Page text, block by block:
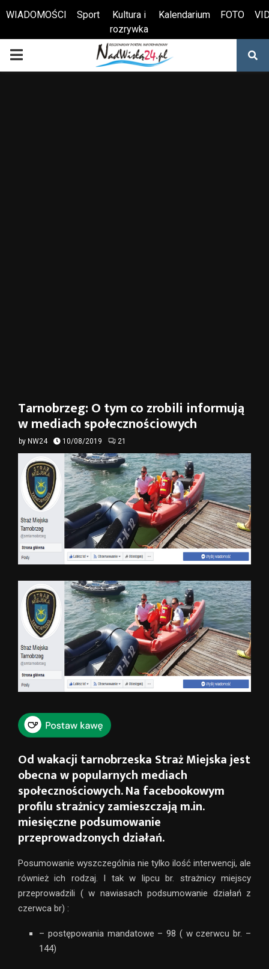
Otwórz pasek narzędzi
WIADOMOŚCI Sport
Kultura i
rozrywka
Kalendarium FOTO
PRIMARY
Tarnobrzeg: O tym co zrobili informują
w mediach społecznościowych
by NW24 10/08/2019 21
Od wakacji tarnobrzeska Straż Miejska jest
obecna w popularnych mediach
społecznościowych. Na facebookowym
profilu strażnicy zamieszczają m.in.
miesięczne podsumowanie
przeprowadzonych działań.
Posumowanie wyszczególnia nie tylko ilość interwencji, ale
również ich rodzaj. I tak w lipcu br. strażnicy miejscy
przeprowadzili ( w nawiasach podsumowanie działań z
czerwca br) :
– postępowania mandatowe – 98 ( w czerwcu br. –
144)